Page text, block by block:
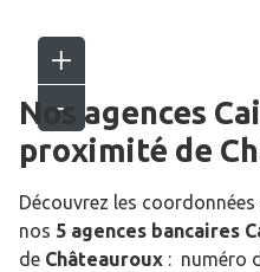
Nos agences
proximité de
Découvrez les
nos 5 agences bancaires
de Châteauroux : numéro